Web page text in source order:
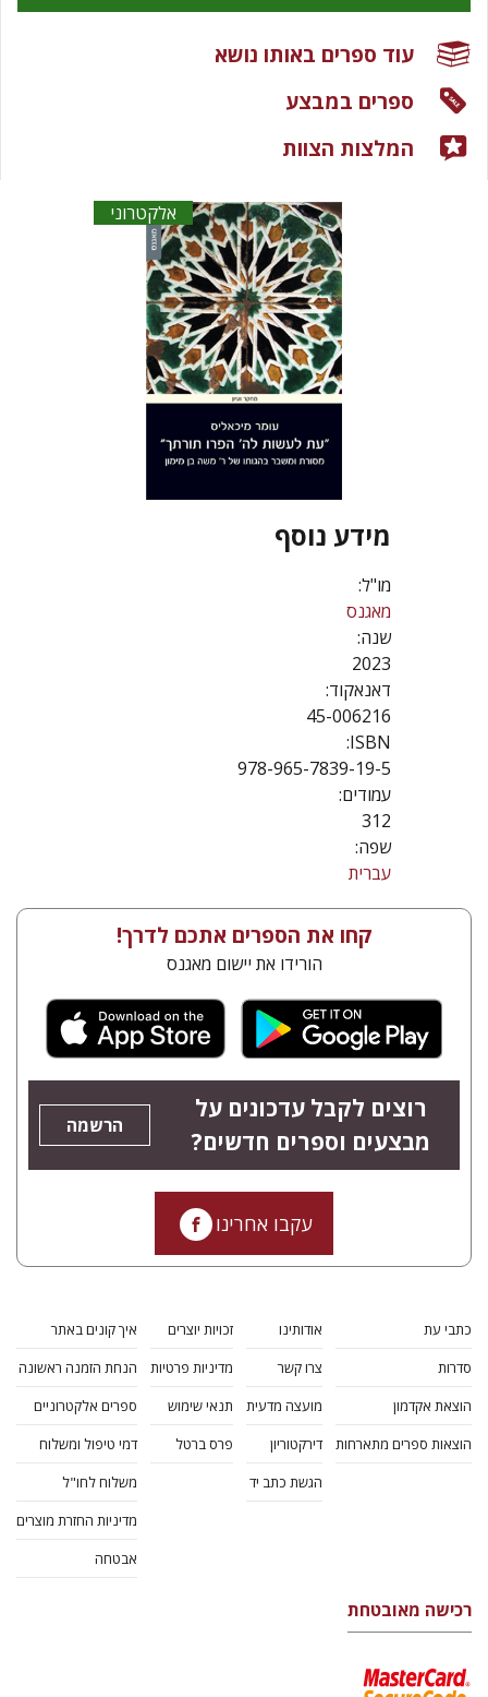
אלקטרוני
מידע נוסף
מו"ל:
מאגנס
שנה:
2023
דאנאקוד:
45-006216
ISBN:
978-965-7839-19-5
עמודים:
312
שפה:
עברית
עוד ספרים באותו נושא
ספרים במבצע
המלצות הצוות
קחו את הספרים אתכם לדרך!
הורידו את יישום מאגנס
רוצים לקבל עדכונים על
מבצעים וספרים חדשים?
הרשמה
עקבו אחרינו
כתבי עת
סדרות
הוצאת אקדמון
הוצאות ספרים מתארחות
אודותינו
צרו קשר
מועצה מדעית
דירקטוריון
הגשת כתב יד
זכויות יוצרים
מדיניות פרטיות
תנאי שימוש
פרס ברטל
איך קונים באתר
הנחת הזמנה ראשונה
ספרים אלקטרוניים
דמי טיפול ומשלוח
משלוח לחו"ל
מדיניות החזרת מוצרים
אבטחה
רכישה מאובטחת